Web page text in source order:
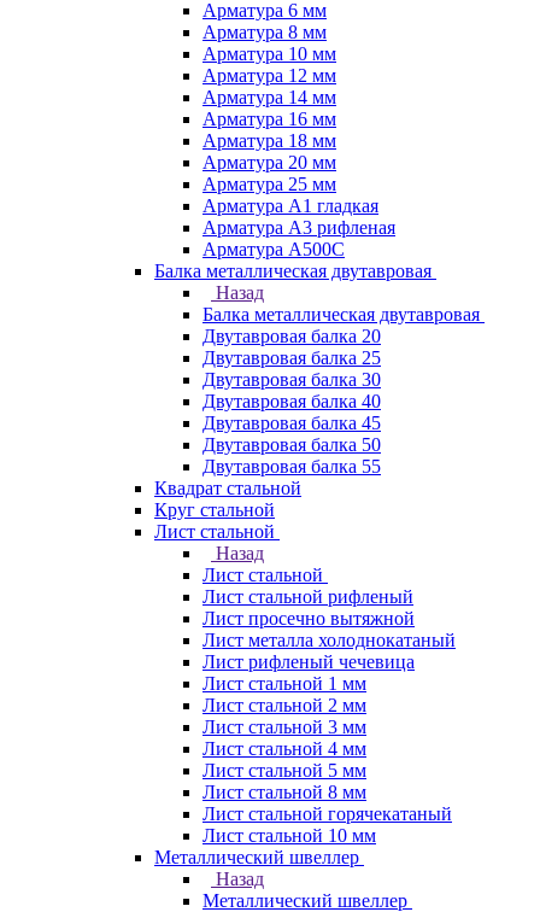
Арматура 6 мм
Арматура 8 мм
Арматура 10 мм
Арматура 12 мм
Арматура 14 мм
Арматура 16 мм
Арматура 18 мм
Арматура 20 мм
Арматура 25 мм
Арматура А1 гладкая
Арматура А3 рифленая
Арматура А500С
Балка металлическая двутавровая
Назад
Балка металлическая двутавровая
Двутавровая балка 20
Двутавровая балка 25
Двутавровая балка 30
Двутавровая балка 40
Двутавровая балка 45
Двутавровая балка 50
Двутавровая балка 55
Квадрат стальной
Круг стальной
Лист стальной
Назад
Лист стальной
Лист стальной рифленый
Лист просечно вытяжной
Лист металла холоднокатаный
Лист рифленый чечевица
Лист стальной 1 мм
Лист стальной 2 мм
Лист стальной 3 мм
Лист стальной 4 мм
Лист стальной 5 мм
Лист стальной 8 мм
Лист стальной горячекатаный
Лист стальной 10 мм
Металлический швеллер
Назад
Металлический швеллер